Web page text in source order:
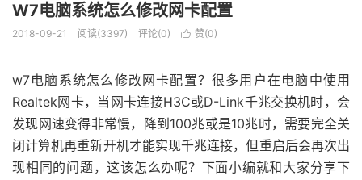
W7电脑系统怎么修改网卡配置
2018-09-21 阅读(3397) 评论(0)  赞(0)
w7电脑系统怎么修改网卡配置？很多用户在电脑中使用
Realtek网卡，当网卡连接H3C或D-Link千兆交换机时，会
发现网速变得非常慢，降到100兆或是10兆时，需要完全关
闭计算机再重新开机才能实现千兆连接，但重启后会再次出
现相同的问题，这该怎么办呢？下面小编就和大家分享下